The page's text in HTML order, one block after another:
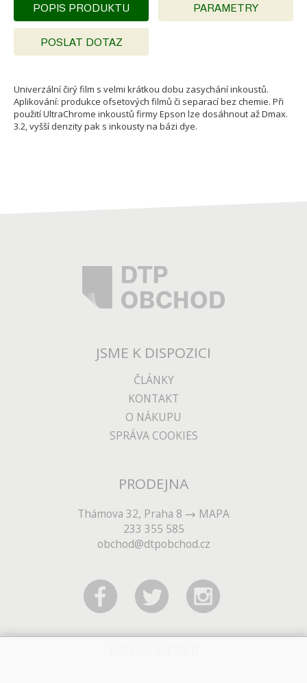
POPIS PRODUKTU PARAMETRY
POSLAT DOTAZ
Univerzální čirý film s velmi krátkou dobu zasychání inkoustů.
Aplikování: produkce ofsetových filmů či separací bez chemie. Při
použití UltraChrome inkoustů firmy Epson lze dosáhnout až Dmax.
3.2, vyšší denzity pak s inkousty na bázi dye.
JSME K DISPOZICI
ČLÁNKY
KONTAKT
O NÁKUPU
SPRÁVA COOKIES
PRODEJNA
Thámova 32, Praha 8
MAPA
233 355 585
obchod@dtpobchod.cz